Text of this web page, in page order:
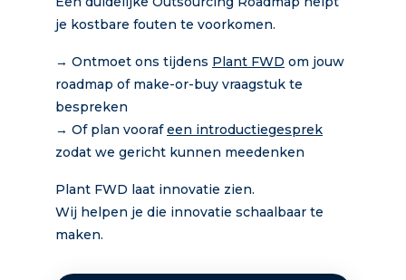
je kostbare fouten te voorkomen.
→ Ontmoet ons tijdens Plant FWD om jouw
roadmap of make-or-buy vraagstuk te
bespreken
→ Of plan voorafeen introductiegesprek
zodat we gericht kunnen meedenken
Plant FWD laat innovatie zien.
Wij helpen je die innovatie schaalbaar te
maken.